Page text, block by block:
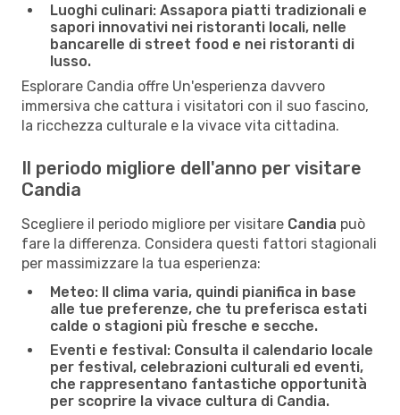
Luoghi culinari: Assapora piatti tradizionali e
sapori innovativi nei ristoranti locali, nelle
bancarelle di street food e nei ristoranti di
lusso.
Esplorare Candia offre Un'esperienza davvero
immersiva che cattura i visitatori con il suo fascino,
la ricchezza culturale e la vivace vita cittadina.
Il periodo migliore dell'anno per visitare
Candia
Scegliere il periodo migliore per visitare Candia può
fare la differenza. Considera questi fattori stagionali
per massimizzare la tua esperienza:
Meteo: Il clima varia, quindi pianifica in base
alle tue preferenze, che tu preferisca estati
calde o stagioni più fresche e secche.
Eventi e festival: Consulta il calendario locale
per festival, celebrazioni culturali ed eventi,
che rappresentano fantastiche opportunità
per scoprire la vivace cultura di Candia.